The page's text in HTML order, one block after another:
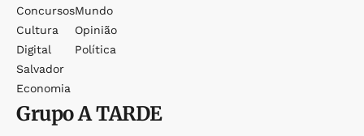
Concursos
Cultura
Digital
Salvador
Economia
Mundo
Opinião
Política
GrupoA TARDE